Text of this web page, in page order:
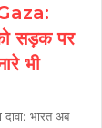
सड़क पर
भी
भारत अब